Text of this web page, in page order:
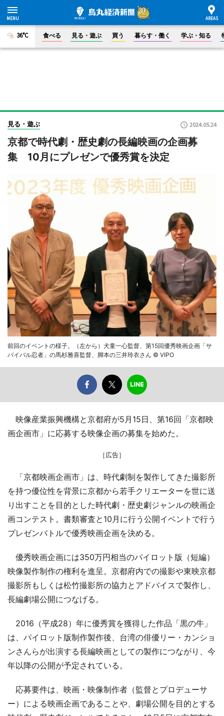
36°C 食べる 見る・遊ぶ 買う 暮らす・働く 学ぶ・知る
見る・遊ぶ 2024.05.24
京都で時代劇・歴史劇の長編映画の企画募
集 10月にプレゼンで優秀賞を決定
前回のイベントの様子。（左から）犬童一心監督、第15回優秀映画企画「サ
バイバル忍者」の馬杉雅喜監督、脚本の三井玲衣さん © VIPO
映像産業振興機構と京都府が5月15日、第16回「京都映
画企画市」に応募する映像企画の募集を始めた。
［広告］
「京都映画企画市」は、時代劇制を製作してきた撮影所
を持つ優位性を背景に京都から若手クリエーターを世に送
り出すことを目的とした時代劇・歴史劇ジャンルの映画企
画コンテスト。書類審査と10月に行う公開イベントで行う
プレゼンバトルで優秀映画企画を決める。
優秀映画企画には350万円相当のパイロット版（短編）
映像製作制作の権利を進呈。京都府内での撮影や東映京都
撮影所もしくは松竹撮影所の協力とアドバイスで製作し、
長編劇場公開につなげる。
2016（平成28）年に優秀賞を獲得した作品「黒の牛」
は、パイロット版制作製作後、台湾の俳優リー・カンショ
ンさんらが出演する長編映画としての製作につながり、今
年以降の公開が予定されている。
応募要件は、映画・映像制作者（監督とプロデューサ
ー）による映画企画であることや、劇場公開を目的とする